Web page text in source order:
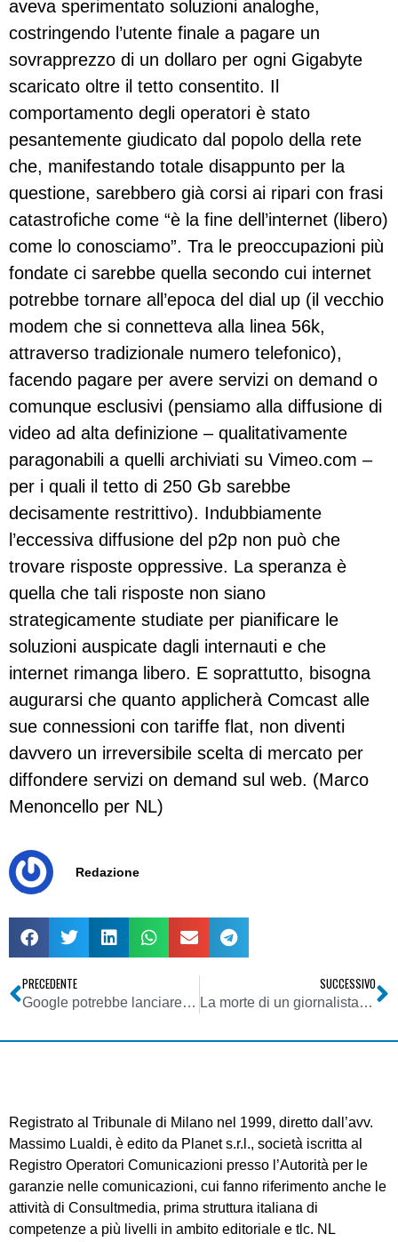
aveva sperimentato soluzioni analoghe,
costringendo l’utente finale a pagare un
sovrapprezzo di un dollaro per ogni Gigabyte
scaricato oltre il tetto consentito. Il
comportamento degli operatori è stato
pesantemente giudicato dal popolo della rete
che, manifestando totale disappunto per la
questione, sarebbero già corsi ai ripari con frasi
catastrofiche come “è la fine dell’internet (libero)
come lo conosciamo”. Tra le preoccupazioni più
fondate ci sarebbe quella secondo cui internet
potrebbe tornare all’epoca del dial up (il vecchio
modem che si connetteva alla linea 56k,
attraverso tradizionale numero telefonico),
facendo pagare per avere servizi on demand o
comunque esclusivi (pensiamo alla diffusione di
video ad alta definizione – qualitativamente
paragonabili a quelli archiviati su Vimeo.com –
per i quali il tetto di 250 Gb sarebbe
decisamente restrittivo). Indubbiamente
l’eccessiva diffusione del p2p non può che
trovare risposte oppressive. La speranza è
quella che tali risposte non siano
strategicamente studiate per pianificare le
soluzioni auspicate dagli internauti e che
internet rimanga libero. E soprattutto, bisogna
augurarsi che quanto applicherà Comcast alle
sue connessioni con tariffe flat, non diventi
davvero un irreversibile scelta di mercato per
diffondere servizi on demand sul web. (Marco
Menoncello per NL)
Redazione
PRECEDENTE
Google potrebbe lanciare un browser concorrente di Internet Explorer
SUCCESSIVO
La morte di un giornalista web
Registrato al Tribunale di Milano nel 1999, diretto dall’avv.
Massimo Lualdi, è edito da Planet s.r.l., società iscritta al
Registro Operatori Comunicazioni presso l’Autorità per le
garanzie nelle comunicazioni, cui fanno riferimento anche le
attività di Consultmedia, prima struttura italiana di
competenze a più livelli in ambito editoriale e tlc. NL